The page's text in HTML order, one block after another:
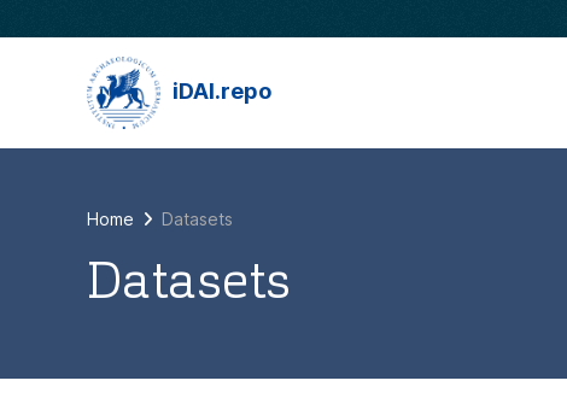
iDAI.repo
Home Datasets
Datasets